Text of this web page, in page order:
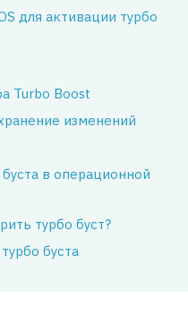
для активации турбо
Turbo Boost
изменений
в операционной
турбо буст?
буста